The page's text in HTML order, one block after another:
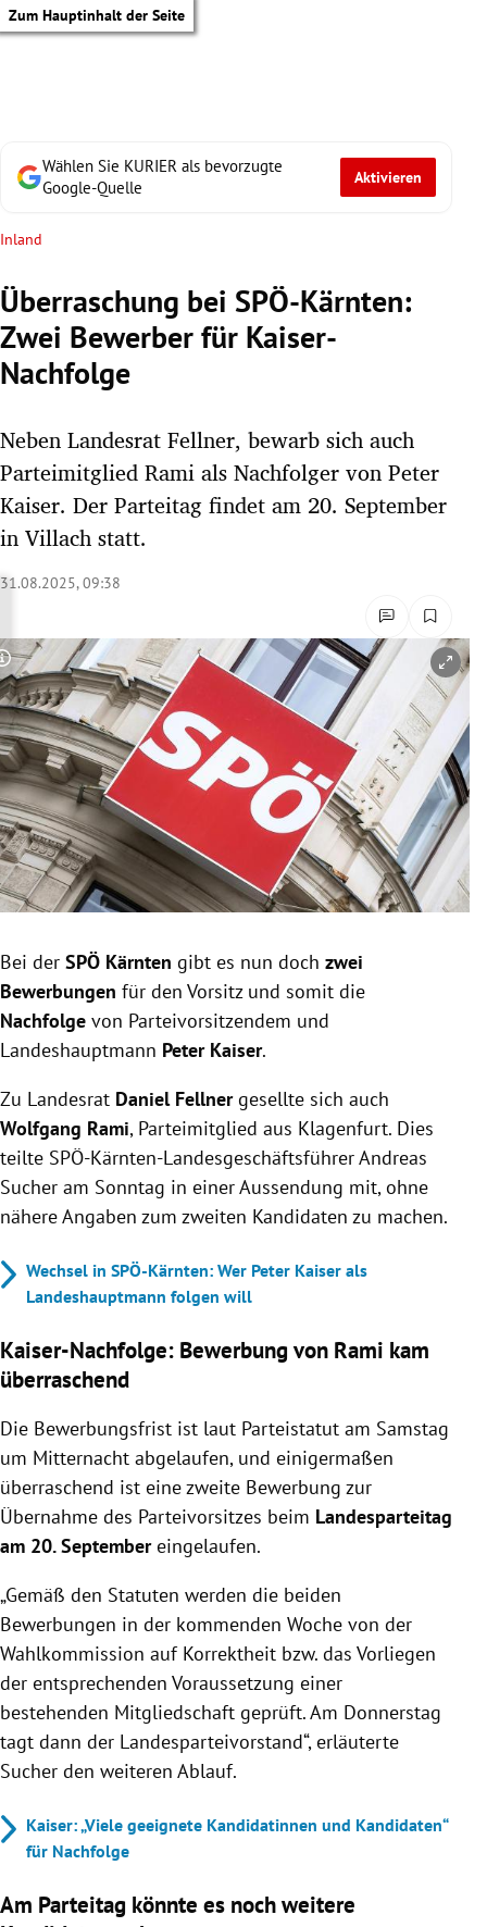
Zum Hauptinhalt der Seite
Untermenü
Untermenü
Untermenü
Untermenü
Untermenü
Untermenü
Wählen Sie KURIER als bevorzugte
Google-Quelle
Aktivieren
Inland
Überraschung bei SPÖ-Kärnten:
Zwei Bewerber für Kaiser-
Nachfolge
Neben Landesrat Fellner, bewarb sich auch
Parteimitglied Rami als Nachfolger von Peter
Kaiser. Der Parteitag findet am 20. September
in Villach statt.
31.08.2025, 09:38
Copyright-Hinweis öffnen/schließen
Bei der SPÖ Kärnten gibt es nun doch zwei
Bewerbungen für den Vorsitz und somit die
Nachfolge von Parteivorsitzendem und
Landeshauptmann Peter Kaiser.
Zu Landesrat Daniel Fellnergesellte sich auch
Wolfgang Rami, Parteimitglied aus Klagenfurt. Dies
teilte SPÖ-Kärnten-Landesgeschäftsführer Andreas
Sucher am Sonntag in einer Aussendung mit, ohne
nähere Angaben zum zweiten Kandidaten zu machen.
Wechsel in SPÖ-Kärnten: Wer Peter Kaiser als
Landeshauptmann folgen will
Kaiser-Nachfolge: Bewerbung von Rami kam
überraschend
Die Bewerbungsfrist ist laut Parteistatut am Samstag
um Mitternacht abgelaufen, und einigermaßen
überraschend ist eine zweite Bewerbung zur
Übernahme des Parteivorsitzes beim Landesparteitag
am 20. Septembereingelaufen.
„Gemäß den Statuten werden die beiden
Bewerbungen in der kommenden Woche von der
Wahlkommission auf Korrektheit bzw. das Vorliegen
der entsprechenden Voraussetzung einer
bestehenden Mitgliedschaft geprüft. Am Donnerstag
tagt dann der Landesparteivorstand“, erläuterte
Sucher den weiteren Ablauf.
Kaiser: „Viele geeignete Kandidatinnen und Kandidaten“
für Nachfolge
Am Parteitag könnte es noch weitere